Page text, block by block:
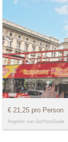
€ 21,25 pro Person
Angebot von GetYourGuide